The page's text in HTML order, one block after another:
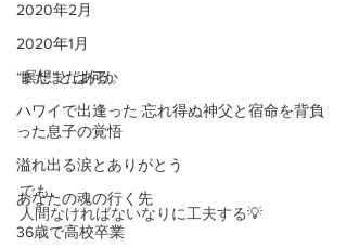
2020年2月
2020年1月
“瞑想”とは何か
ハワイで出逢った 忘れ得ぬ神父と宿命を背負
った息子の覚悟
溢れ出る涙とありがとう
あなたの魂の行く先
36歳で高校卒業
まだまだある。
でも、
人間なければないなりに工夫する💡